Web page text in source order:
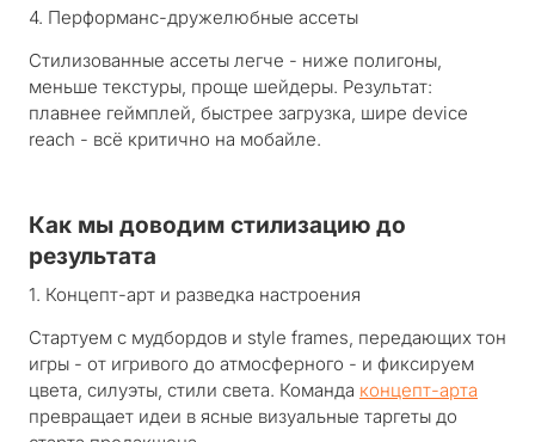
4. Перформанс-дружелюбные ассеты
Стилизованные ассеты легче - ниже полигоны,
меньше текстуры, проще шейдеры. Результат:
плавнее геймплей, быстрее загрузка, шире device
reach - всё критично на мобайле.
Как мы доводим стилизацию до
результата
1. Концепт-арт и разведка настроения
Стартуем с мудбордов и style frames, передающих тон
игры - от игривого до атмосферного - и фиксируем
цвета, силуэты, стили света. Команда концепт-арта
превращает идеи в ясные визуальные таргеты до